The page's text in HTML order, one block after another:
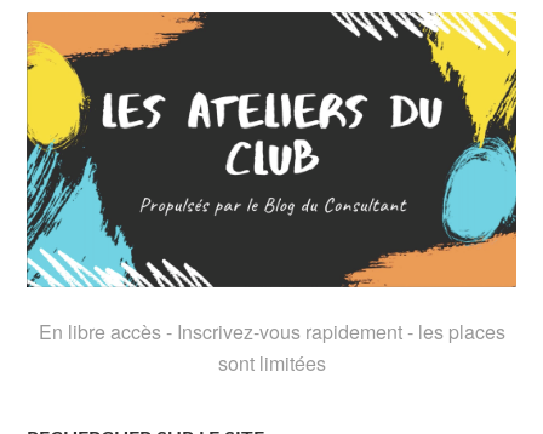
En libre accès - Inscrivez-vous rapidement - les places
sont limitées